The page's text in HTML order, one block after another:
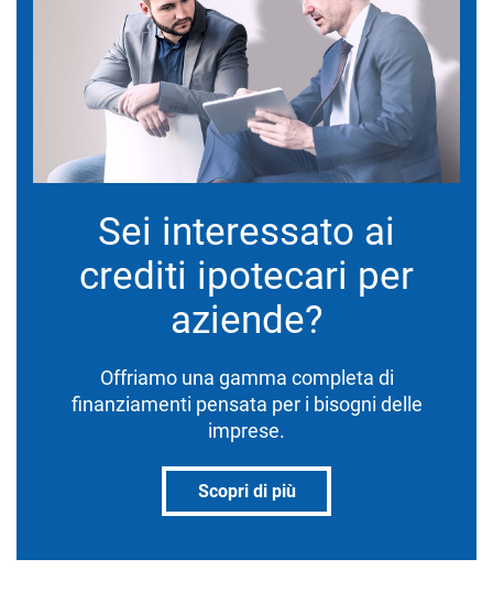
Sei interessato ai
crediti ipotecari per
aziende?
Offriamo una gamma completa di
finanziamenti pensata per i bisogni delle
imprese.
Scopri di più